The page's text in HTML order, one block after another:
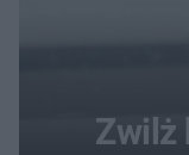
Zwilż